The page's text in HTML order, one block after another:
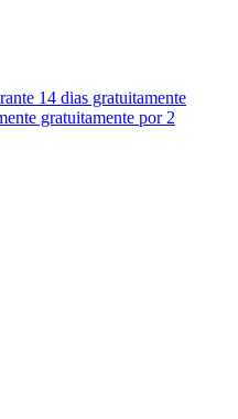
14 dias gratuitamente
gratuitamente por 2